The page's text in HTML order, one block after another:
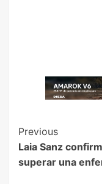
Previous
Laia Sanz
superar una